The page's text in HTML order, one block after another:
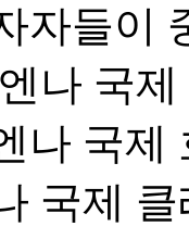
자들이
나 국
나 국제
국제